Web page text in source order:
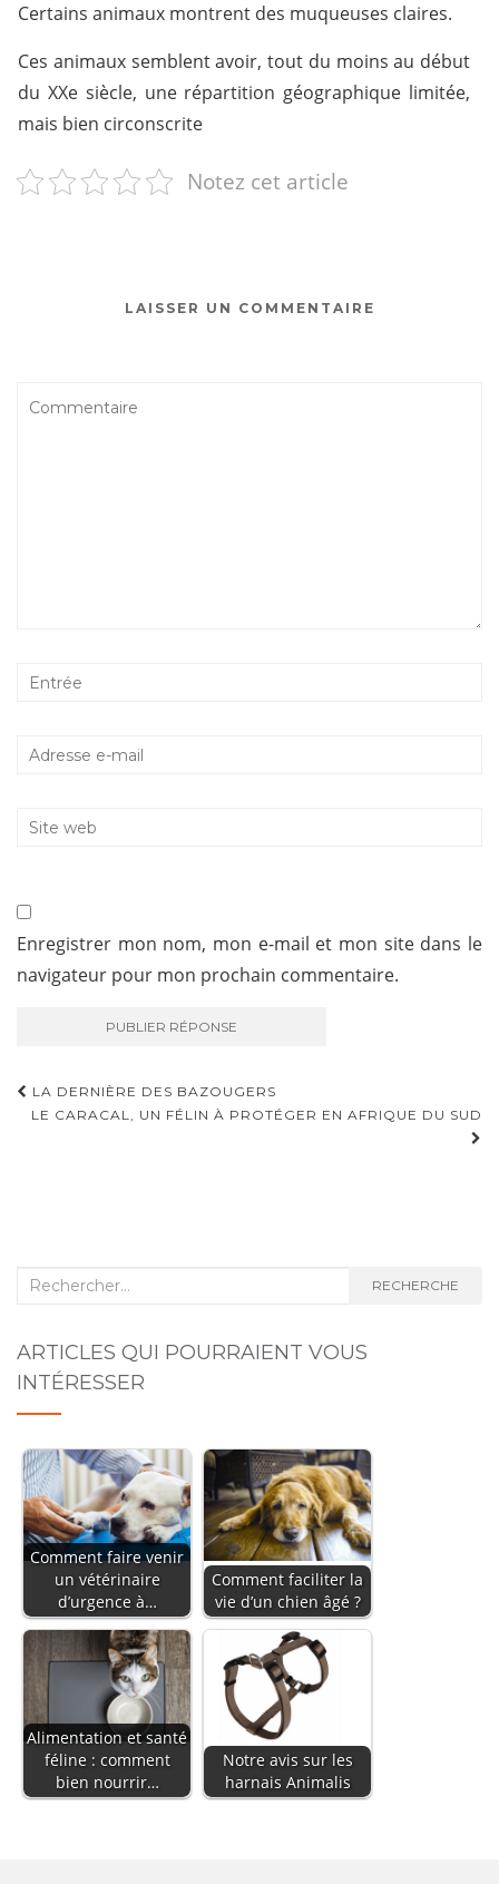
Certains animaux montrent des muqueuses claires.
Ces animaux semblent avoir, tout du moins au début
du XXe siècle, une répartition géographique limitée,
mais bien circonscrite
Notez cet article
LAISSER UN COMMENTAIRE
Enregistrer mon nom, mon e-mail et mon site dans le
navigateur pour mon prochain commentaire.
LA DERNIÈRE DES BAZOUGERS
LE CARACAL, UN FÉLIN À PROTÉGER EN AFRIQUE DU SUD
Recherche : RECHERCHE
ARTICLES QUI POURRAIENT VOUS
INTÉRESSER
Comment faire venir
un vétérinaire
d’urgence à…
Comment faciliter la
vie d’un chien âgé ?
Alimentation et santé
féline : comment
bien nourrir…
Notre avis sur les
harnais Animalis